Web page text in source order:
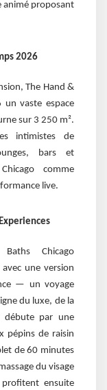
animé proposant
2026
The Hand &
un vaste espace
sur 3 250 m².
intimistes de
bars et
comme
live.
Chicago
une version
— un voyage
du luxe, de la
débute par une
pépins de raisin
de 60 minutes
du visage
ensuite